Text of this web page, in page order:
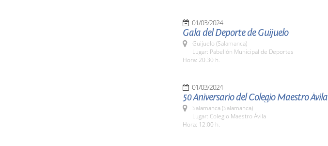
01/03/2024
Gala del Deporte de Guijuelo
Guijuelo (Salamanca)
Lugar: Pabellón Municipal de Deportes
Hora: 20.30 h.
01/03/2024
50 Aniversario del Colegio Maestro Ávila
Salamanca (Salamanca)
Lugar: Colegio Maestro Ávila
Hora: 12:00 h.